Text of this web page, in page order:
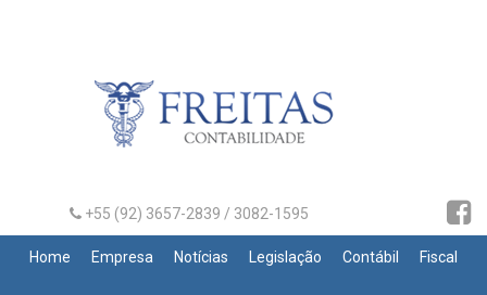
+55 (92) 3657-2839 / 3082-1595
Home Empresa Notícias Legislação Contábil Fiscal